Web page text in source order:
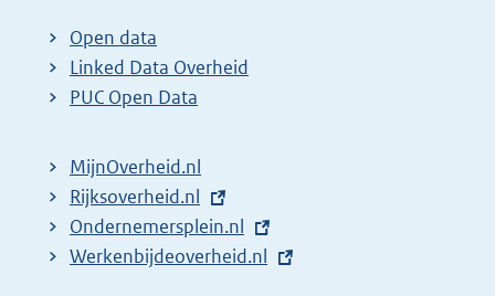
t
e
r
l
i
n
k
Open data
Linked Data Overheid
PUC Open Data
MijnOverheid.nl
E
x
t
Rijksoverheid.nl
E
x
Ondernemersplein.nl
E
Werkenbijdeoverheid.nl